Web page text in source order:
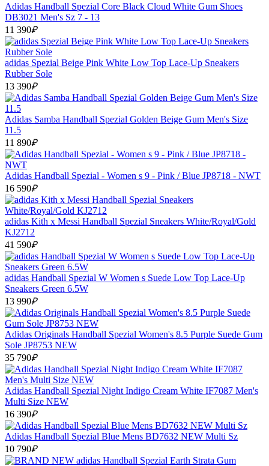
Adidas Handball Spezial Core Black Cloud White Gum Shoes
DB3021 Men's Sz 7 - 13
11 390₽
adidas Spezial Beige Pink White Low Top Lace-Up Sneakers
Rubber Sole
13 390₽
Adidas Samba Handball Spezial Golden Beige Gum Men's Size
11.5
11 890₽
Adidas Handball Spezial - Women s 9 - Pink / Blue JP8718 - NWT
16 590₽
adidas Kith x Messi Handball Spezial Sneakers White/Royal/Gold
KJ2712
41 590₽
adidas Handball Spezial W Women s Suede Low Top Lace-Up
Sneakers Green 6.5W
13 990₽
Adidas Originals Handball Spezial Women's 8.5 Purple Suede Gum
Sole JP8753 NEW
35 790₽
Adidas Handball Spezial Night Indigo Cream White IF7087 Men's
Multi Size NEW
16 390₽
Adidas Handball Spezial Blue Mens BD7632 NEW Multi Sz
10 790₽